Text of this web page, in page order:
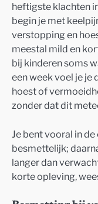
heftigste klachten
begin je met
verstopping en
meestal mild en
bij kinderen soms
een week voel je je
hoest of
zonder dat dit
Je bent vooral in
besmettelijk;
langer dan
korte opleving,